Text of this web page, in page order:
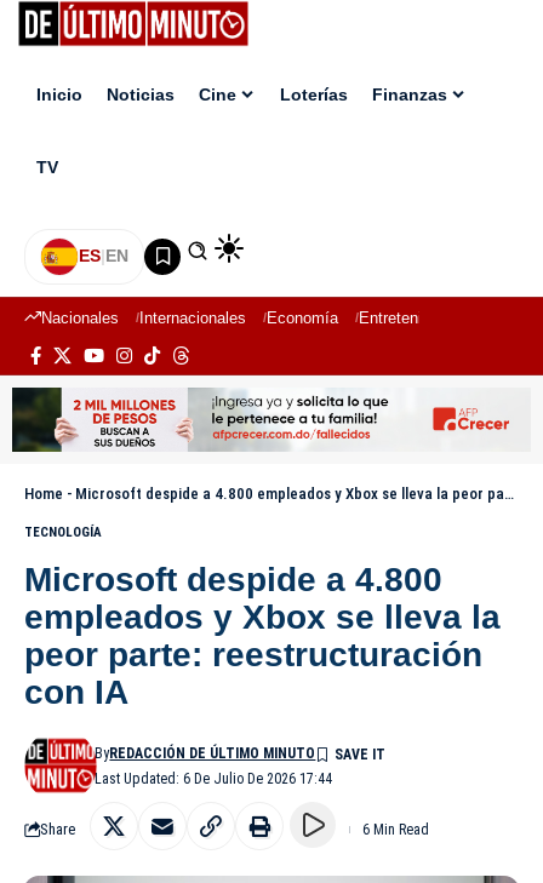
Inicio Noticias Cine Loterías Finanzas
TV
ES|EN
Nacionales Internacionales Economía Entretenimiento
Home - Microsoft despide a 4.800 empleados y Xbox se lleva la peor parte: reestructuración con IA
TECNOLOGÍA
Microsoft despide a 4.800
empleados y Xbox se lleva la
peor parte: reestructuración
con IA
Last Updated: 6 De Julio De 2026 17:44
ByREDACCIÓN DE ÚLTIMO MINUTO
Share 6 Min Read